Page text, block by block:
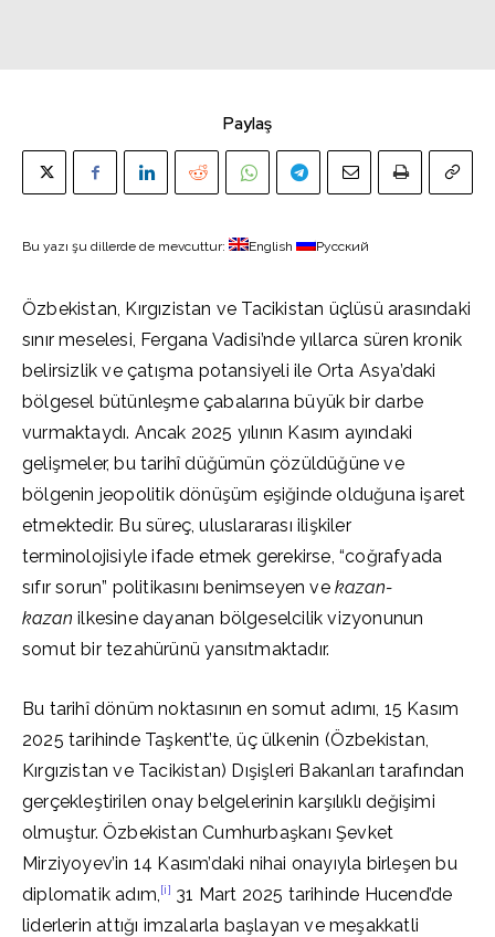
Paylaş
Bu yazı şu dillerde de mevcuttur: English Русский
Özbekistan, Kırgızistan ve Tacikistan üçlüsü arasındaki
sınır meselesi, Fergana Vadisi’nde yıllarca süren kronik
belirsizlik ve çatışma potansiyeli ile Orta Asya’daki
bölgesel bütünleşme çabalarına büyük bir darbe
vurmaktaydı. Ancak 2025 yılının Kasım ayındaki
gelişmeler, bu tarihî düğümün çözüldüğüne ve
bölgenin jeopolitik dönüşüm eşiğinde olduğuna işaret
etmektedir. Bu süreç, uluslararası ilişkiler
terminolojisiyle ifade etmek gerekirse, “coğrafyada
sıfır sorun” politikasını benimseyen ve kazan-
kazan ilkesine dayanan bölgeselcilik vizyonunun
somut bir tezahürünü yansıtmaktadır.
Bu tarihî dönüm noktasının en somut adımı, 15 Kasım
2025 tarihinde Taşkent’te, üç ülkenin (Özbekistan,
Kırgızistan ve Tacikistan) Dışişleri Bakanları tarafından
gerçekleştirilen onay belgelerinin karşılıklı değişimi
olmuştur. Özbekistan Cumhurbaşkanı Şevket
Mirziyoyev’in 14 Kasım’daki nihai onayıyla birleşen bu
diplomatik adım,[i] 31 Mart 2025 tarihinde Hucend’de
liderlerin attığı imzalarla başlayan ve meşakkatli